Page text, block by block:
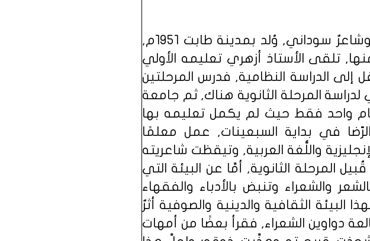
الأستاذ أزهري عبد الرحمن مختار (أبو شام), معلمٌ وشاعرٌ سوداني, وُلد بمدينة طابت ١٩٥١م,
تلقى الأستاذ أزهري تعليمه الأولي
انتقل إلى الدراسة النظامية, فدرس المرحلتين
المرحلة الثانوية هناك, ثم جامعة
عام واحد فقط حيث لم يكمل تعليمه بها
في بداية السبعينات, عمل معلمًا
واللُّغة العربية, وتيقظت شاعريته
المرحلة الثانوية, أمَّا عن البيئة التي
والشعراء وتنبض بالأدباء والفقهاء
البيئة الثقافية والدينية والصوفية أثرٌ
دواوين الشعراء, فقرأ بعضًا من أمهات